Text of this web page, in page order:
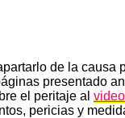
de la causa
presentado
el peritaje al
pericias y